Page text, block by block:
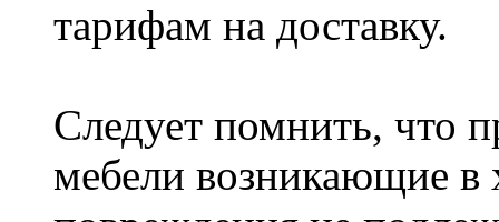
тарифам на доставку.
Следует помнить, что
мебели возникающие в